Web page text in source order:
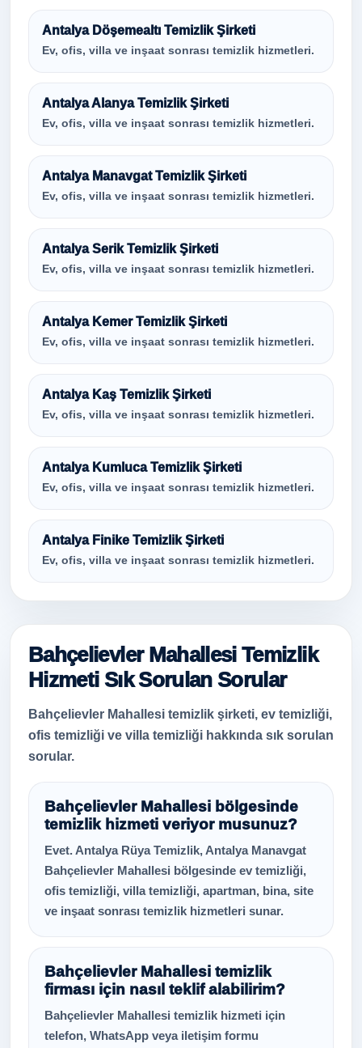
Antalya Döşemealtı Temizlik Şirketi
Ev, ofis, villa ve inşaat sonrası temizlik hizmetleri.
Antalya Alanya Temizlik Şirketi
Ev, ofis, villa ve inşaat sonrası temizlik hizmetleri.
Antalya Manavgat Temizlik Şirketi
Ev, ofis, villa ve inşaat sonrası temizlik hizmetleri.
Antalya Serik Temizlik Şirketi
Ev, ofis, villa ve inşaat sonrası temizlik hizmetleri.
Antalya Kemer Temizlik Şirketi
Ev, ofis, villa ve inşaat sonrası temizlik hizmetleri.
Antalya Kaş Temizlik Şirketi
Ev, ofis, villa ve inşaat sonrası temizlik hizmetleri.
Antalya Kumluca Temizlik Şirketi
Ev, ofis, villa ve inşaat sonrası temizlik hizmetleri.
Antalya Finike Temizlik Şirketi
Ev, ofis, villa ve inşaat sonrası temizlik hizmetleri.
Bahçelievler Mahallesi Temizlik
Hizmeti Sık Sorulan Sorular
Bahçelievler Mahallesi temizlik şirketi, ev temizliği,
ofis temizliği ve villa temizliği hakkında sık sorulan
sorular.
Bahçelievler Mahallesi bölgesinde
temizlik hizmeti veriyor musunuz?
Evet. Antalya Rüya Temizlik, Antalya Manavgat
Bahçelievler Mahallesi bölgesinde ev temizliği,
ofis temizliği, villa temizliği, apartman, bina, site
ve inşaat sonrası temizlik hizmetleri sunar.
Bahçelievler Mahallesi temizlik
firması için nasıl teklif alabilirim?
Bahçelievler Mahallesi temizlik hizmeti için
telefon, WhatsApp veya iletişim formu